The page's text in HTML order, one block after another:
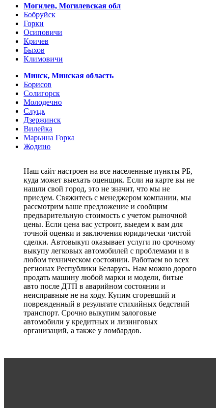
Могилев, Могилевская обл
Бобруйск
Горки
Осиповичи
Кричев
Быхов
Климовичи
Минск, Минская область
Борисов
Солигорск
Молодечно
Слуцк
Дзержинск
Вилейка
Марьина Горка
Жодино
Наш сайт настроен на все населенные пункты РБ,
куда может выехать оценщик. Если на карте вы не
нашли свой город, это не значит, что мы не
приедем. Свяжитесь с менеджером компании, мы
рассмотрим ваше предложение и сообщим
предварительную стоимость с учетом рыночной
цены. Если цена вас устроит, выедем к вам для
точной оценки и заключения юридически чистой
сделки. Автовыкуп оказывает услуги по срочному
выкупу легковых автомобилей с проблемами и в
любом техническом состоянии. Работаем во всех
регионах Республики Беларусь. Нам можно дорого
продать машину любой марки и модели, битые
авто после ДТП в аварийном состоянии и
неисправные не на ходу. Купим сгоревший и
поврежденный в результате стихийных бедствий
транспорт. Срочно выкупим залоговые
автомобили у кредитных и лизинговых
организаций, а также у ломбардов.